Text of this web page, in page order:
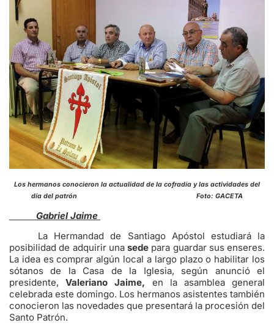
Los hermanos conocieron la actualidad de la cofradía y las actividades del
día del patrón Foto: GACETA
Gabriel Jaime
La Hermandad de Santiago Apóstol estudiará la
posibilidad de adquirir una sede para guardar sus enseres.
La idea es comprar algún local a largo plazo o habilitar los
sótanos de la Casa de la Iglesia, según anunció el
presidente,Valeriano Jaime, en la asamblea general
celebrada este domingo. Los hermanos asistentes también
conocieron las novedades que presentará la procesión del
Santo Patrón.